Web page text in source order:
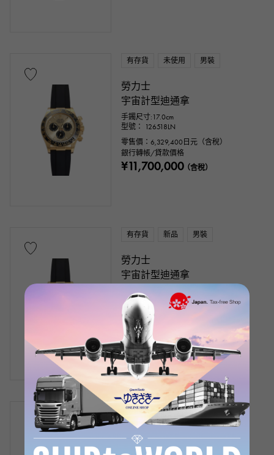
有存貨 未使用 男裝
勞力士
宇宙計型迪通拿
手鐲尺寸:17.0cm
型號： 126518LN
零售價：6,329,400 日元（含稅）
銀行轉帳/貸款價格
¥11,700,000（含稅）
有存貨 新品 男裝
勞力士
宇宙計型迪通拿
型號： 126518LN
零售價：
6,329,400日元（含稅）
銀行轉帳/貸款價格
¥11,700,000
有存貨 二手的 男裝
勞力士
宇宙計型迪通拿